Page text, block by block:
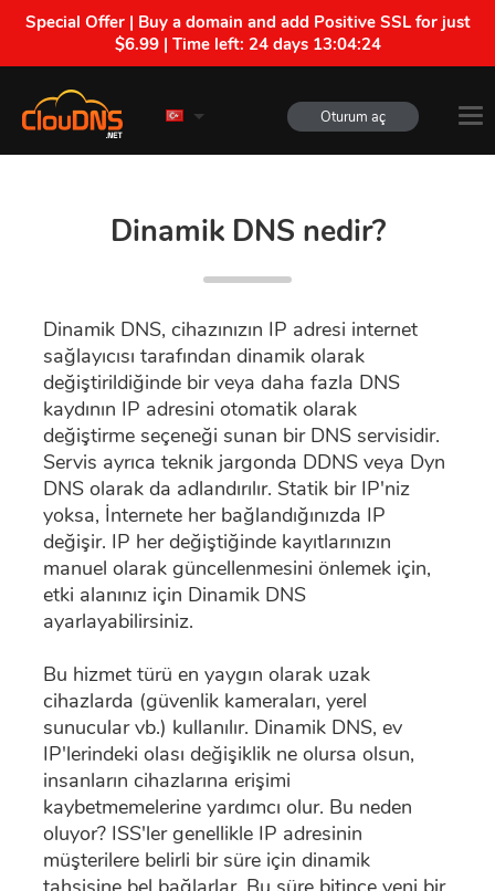
Special Offer | Buy a domain and add Positive SSL for just
$6.99 | Time left: 24 days 13:04:23
Oturum aç
Dinamik DNS nedir?
Dinamik DNS, cihazınızın IP adresi internet
sağlayıcısı tarafından dinamik olarak
değiştirildiğinde bir veya daha fazla DNS
kaydının IP adresini otomatik olarak
değiştirme seçeneği sunan bir DNS servisidir.
Servis ayrıca teknik jargonda DDNS veya Dyn
DNS olarak da adlandırılır. Statik bir IP'niz
yoksa, İnternete her bağlandığınızda IP
değişir. IP her değiştiğinde kayıtlarınızın
manuel olarak güncellenmesini önlemek için,
etki alanınız için Dinamik DNS
ayarlayabilirsiniz.
Bu hizmet türü en yaygın olarak uzak
cihazlarda (güvenlik kameraları, yerel
sunucular vb.) kullanılır. Dinamik DNS, ev
IP'lerindeki olası değişiklik ne olursa olsun,
insanların cihazlarına erişimi
kaybetmemelerine yardımcı olur. Bu neden
oluyor? ISS'ler genellikle IP adresinin
müşterilere belirli bir süre için dinamik